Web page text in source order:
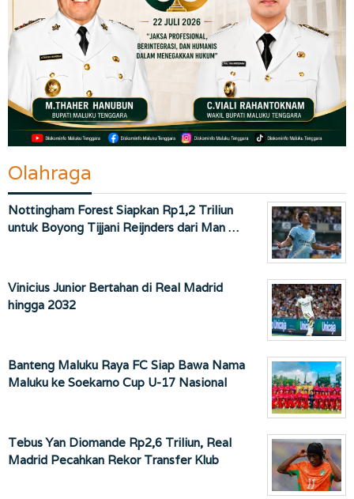
Olahraga
Nottingham Forest Siapkan Rp1,2 Triliun
untuk Boyong Tijjani Reijnders dari Man …
Vinicius Junior Bertahan di Real Madrid
hingga 2032
Banteng Maluku Raya FC Siap Bawa Nama
Maluku ke Soekarno Cup U-17 Nasional
Tebus Yan Diomande Rp2,6 Triliun, Real
Madrid Pecahkan Rekor Transfer Klub